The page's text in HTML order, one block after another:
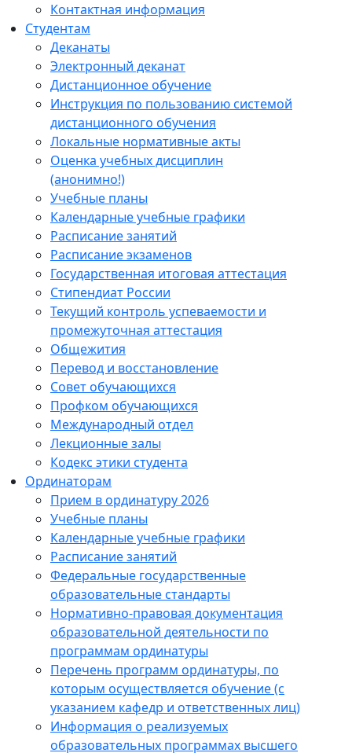
Контактная информация
Студентам
Деканаты
Электронный деканат
Дистанционное обучение
Инструкция по пользованию системой
дистанционного обучения
Локальные нормативные акты
Оценка учебных дисциплин
(анонимно!)
Учебные планы
Календарные учебные графики
Расписание занятий
Расписание экзаменов
Государственная итоговая аттестация
Стипендиат России
Текущий контроль успеваемости и
промежуточная аттестация
Общежития
Перевод и восстановление
Совет обучающихся
Профком обучающихся
Международный отдел
Лекционные залы
Кодекс этики студента
Ординаторам
Прием в ординатуру 2026
Учебные планы
Календарные учебные графики
Расписание занятий
Федеральные государственные
образовательные стандарты
Нормативно-правовая документация
образовательной деятельности по
программам ординатуры
Перечень программ ординатуры, по
которым осуществляется обучение (с
указанием кафедр и ответственных лиц)
Информация о реализуемых
образовательных программах высшего